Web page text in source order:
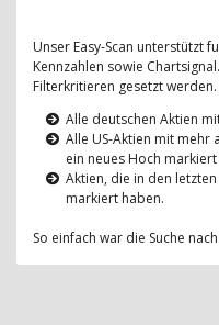
Unser Easy-Scan unterstützt
Kennzahlen sowie
Filterkritieren gesetzt
Alle deutschen Aktien
Alle US-Aktien mit mehr
ein neues Hoch
Aktien, die in den
markiert haben.
So einfach war die Suche